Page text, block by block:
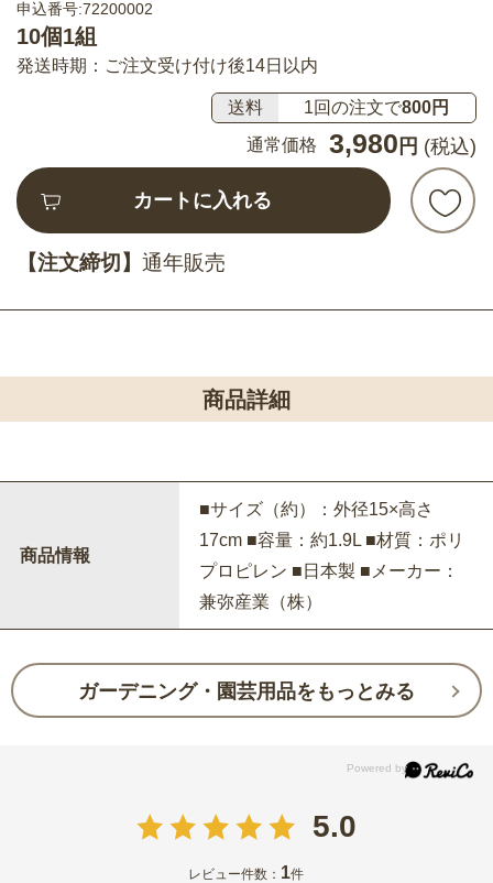
申込番号:72200002
10個1組
発送時期：ご注文受け付け後14日以内
送料 1回の注文で800円
通常価格
3,980 円 (税込)
カートに入れる
【注文締切】 通年販売
商品詳細
商品情報
■サイズ（約）：外径15×高さ
17cm ■容量：約1.9L ■材質：ポリ
プロピレン ■日本製 ■メーカー：
兼弥産業（株）
ガーデニング・園芸用品をもっとみる
5.0
レビュー件数： 1件